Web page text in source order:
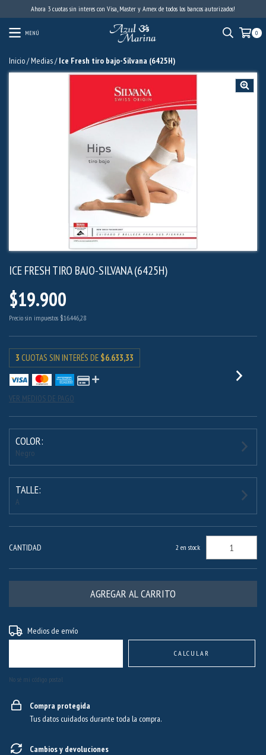
Ahora 3 cuotas sin interes con Visa, Master y Amex de todos los bancos autorizados!
MENÚ 0
Inicio/Medias/ Ice Fresh tiro bajo-Silvana (6425H)
ICE FRESH TIRO BAJO-SILVANA (6425H)
$19.900
Precio sin impuestos $16.446,28
3 CUOTAS SIN INTERÉS DE $6.633,33
VER MEDIOS DE PAGO
COLOR:
Negro
TALLE:
A
CANTIDAD 2 en stock
Entregas para el CP:
Medios de envío
CALCULAR
No sé mi código postal
Compra protegida
Tus datos cuidados durante toda la compra.
Cambios y devoluciones